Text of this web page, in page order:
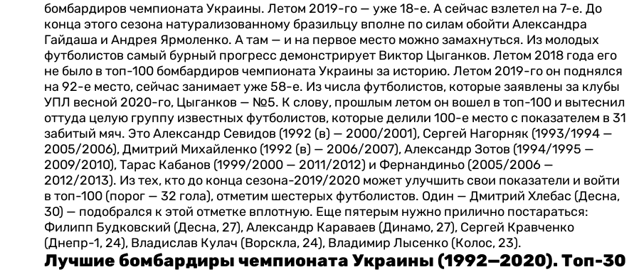
бомбардиров чемпионата Украины. Летом 2019-го — уже 18-е. А сейчас взлетел на 7-е. До
конца этого сезона натурализованному бразильцу вполне по силам обойти Александра
Гайдаша и Андрея Ярмоленко. А там — и на первое место можно замахнуться. Из молодых
футболистов самый бурный прогресс демонстрирует Виктор Цыганков. Летом 2018 года его
не было в топ-100 бомбардиров чемпионата Украины за историю. Летом 2019-го он поднялся
на 92-е место, сейчас занимает уже 58-е. Из числа футболистов, которые заявлены за клубы
УПЛ весной 2020-го, Цыганков — №5. К слову, прошлым летом он вошел в топ-100 и вытеснил
оттуда целую группу известных футболистов, которые делили 100-е место с показателем в 31
забитый мяч. Это Александр Севидов (1992 (в) — 2000/2001), Сергей Нагорняк (1993/1994 —
2005/2006), Дмитрий Михайленко (1992 (в) — 2006/2007), Александр Зотов (1994/1995 —
2009/2010), Тарас Кабанов (1999/2000 — 2011/2012) и Фернандиньо (2005/2006 —
2012/2013). Из тех, кто до конца сезона-2019/2020 может улучшить свои показатели и войти
в топ-100 (порог — 32 гола), отметим шестерых футболистов. Один — Дмитрий Хлебас (Десна,
30) — подобрался к этой отметке вплотную. Еще пятерым нужно прилично постараться:
Филипп Будковский (Десна, 27), Александр Караваев (Динамо, 27), Сергей Кравченко
(Днепр-1, 24), Владислав Кулач (Ворскла, 24), Владимир Лысенко (Колос, 23).
Лучшие бомбардиры чемпионата Украины (1992—2020). Топ-30